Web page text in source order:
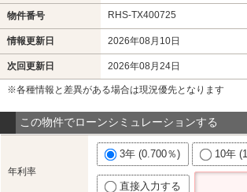
物件番号 RHS-TX400725
情報更新日 2026年08月10日
次回更新日 2026年08月24日
※各種情報と差異がある場合は現況優先となります
この物件でローンシミュレーションする
年利率
3年 (0.700％) 10年
直接入力する